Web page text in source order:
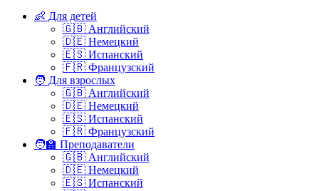
👶 Для детей
🇬🇧 Английский
🇩🇪 Немецкий
🇪🇸 Испанский
🇫🇷 Французский
🧑 Для взрослых
🇬🇧 Английский
🇩🇪 Немецкий
🇪🇸 Испанский
🇫🇷 Французский
🧑‍🏫 Преподаватели
🇬🇧 Английский
🇩🇪 Немецкий
🇪🇸 Испанский